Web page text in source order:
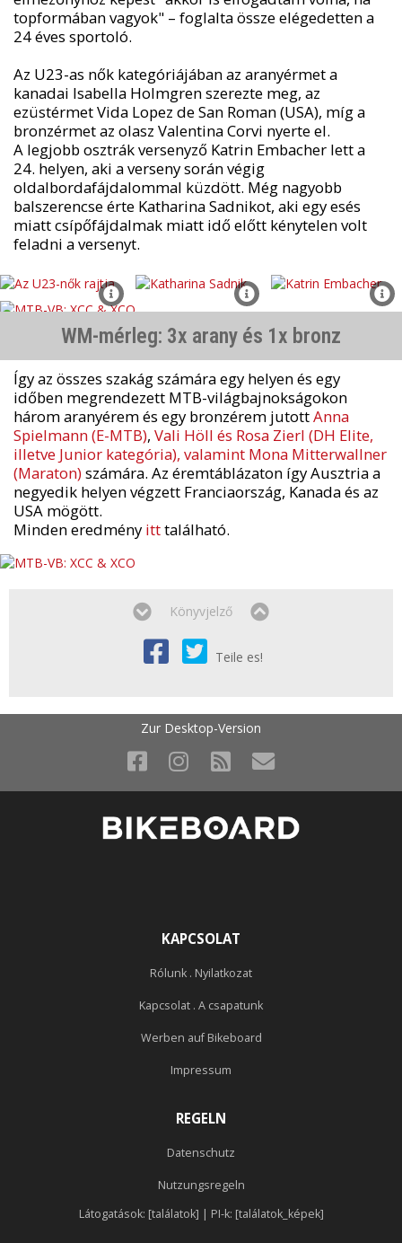
topformában vagyok" – foglalta össze elégedetten a
24 éves sportoló.
Az U23-as nők kategóriájában az aranyérmet a
kanadai Isabella Holmgren szerezte meg, az
ezüstérmet Vida Lopez de San Roman (USA), míg a
bronzérmet az olasz Valentina Corvi nyerte el.
A legjobb osztrák versenyző Katrin Embacher lett a
24. helyen, aki a verseny során végig
oldalbordafájdalommal küzdött. Még nagyobb
balszerencse érte Katharina Sadnikot, aki egy esés
miatt csípőfájdalmak miatt idő előtt kénytelen volt
feladni a versenyt.
WM-mérleg: 3x arany és 1x bronz
Így az összes szakág számára egy helyen és egy
időben megrendezett MTB-világbajnokságokon
három aranyérem és egy bronzérem jutottAnna
Spielmann (E-MTB), Vali Höll és Rosa Zierl (DH Elite,
illetve Junior kategória), valamint Mona Mitterwallner
(Maraton) számára. Az éremtáblázaton így Ausztria a
negyedik helyen végzett Franciaország, Kanada és az
USA mögött.
Minden eredmény itttalálható.
Könyvjelző
Teile es!
Zur Desktop-Version
KAPCSOLAT
Rólunk . Nyilatkozat
Kapcsolat . A csapatunk
Werben auf Bikeboard
Impressum
REGELN
Datenschutz
Nutzungsregeln
Látogatások: [találatok] | PI-k: [találatok_képek]